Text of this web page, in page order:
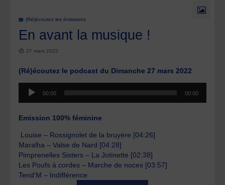
(Ré)écoutez les émissions
En avant la musique !
27 mars 2022
(Ré)écoutez le podcast du Dimanche 27 mars 2022
Lecteur
audio
00:00 00:00
Emission 100% féminine
Louise – Rossignolet de la bruyère [04:26]
Maralha – Valse de Nard [04:28]
Pimprenelles Sisters – La Jotinette [02:38]
Les Poufs à cordes – Marche de noces [03:57]
Tend’M – Indifférence